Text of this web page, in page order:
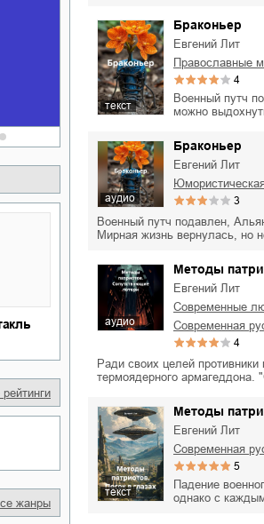
области
Сергей Николаевич Сидоренко
жанры
текст
Браконьер
Евгений Лит
православные
4
Военный путч
можно
аудио
Браконьер
Евгений Лит
3
Военный путч подавлен,
Мирная жизнь вернулась, но
аудио
Методы
Евгений Лит
современные
современная
4
Ради своих целей
термоядерного
текст
Методы
Евгений Лит
современная
5
Падение
однако с